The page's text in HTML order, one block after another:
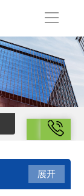
导
拨号
展开